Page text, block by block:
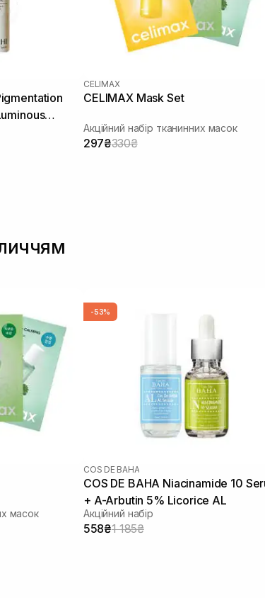
CELIMAX
CELIMAX Mask Set
Акційний набір тканинних масок
297₴330₴
масок
-53%
COS DE BAHA
COS DE BAHA Niacinamide 10
+ A-Arbutin 5% Licorice AL
Акційний набір
558₴1 185₴